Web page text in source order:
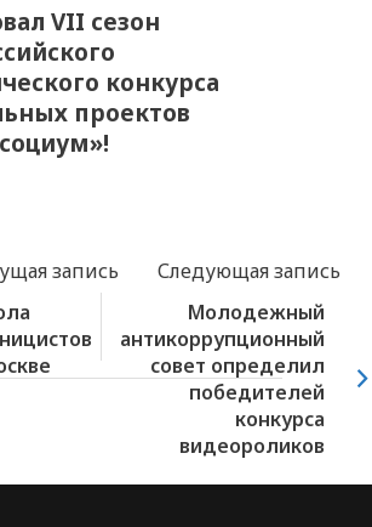
VII сезон
конкурса
проектов
запись
Следующая запись
Молодежный
антикоррупционный
совет определил
победителей
конкурса
видеороликов